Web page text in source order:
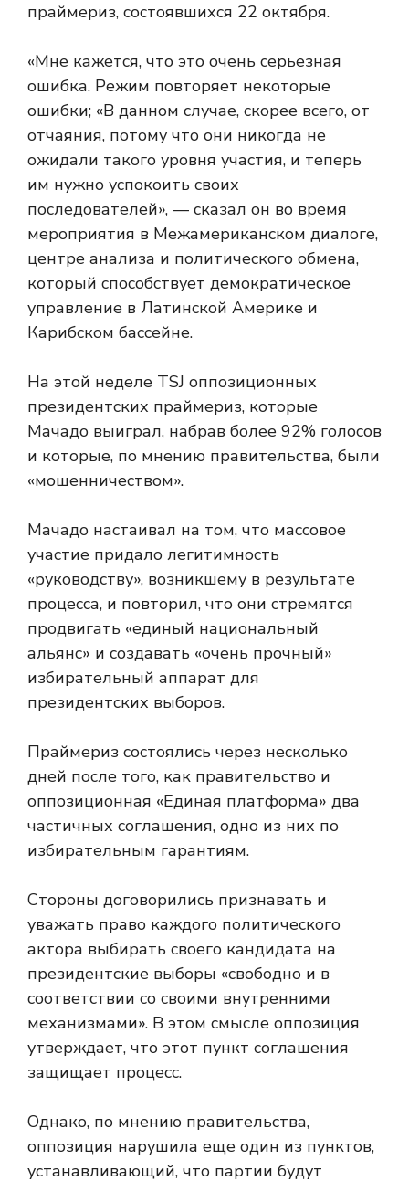
праймериз, состоявшихся 22 октября.
«Мне кажется, что это очень серьезная
ошибка. Режим повторяет некоторые
ошибки; «В данном случае, скорее всего, от
отчаяния, потому что они никогда не
ожидали такого уровня участия, и теперь
им нужно успокоить своих
последователей», — сказал он во время
мероприятия в Межамериканском диалоге,
центре анализа и политического обмена,
который способствует демократическое
управление в Латинской Америке и
Карибском бассейне.
На этой неделе TSJ оппозиционных
президентских праймериз, которые
Мачадо выиграл, набрав более 92% голосов
и которые, по мнению правительства, были
«мошенничеством».
Мачадо настаивал на том, что массовое
участие придало легитимность
«руководству», возникшему в результате
процесса, и повторил, что они стремятся
продвигать «единый национальный
альянс» и создавать «очень прочный»
избирательный аппарат для
президентских выборов.
Праймериз состоялись через несколько
дней после того, как правительство и
оппозиционная «Единая платформа» два
частичных соглашения, одно из них по
избирательным гарантиям.
Стороны договорились признавать и
уважать право каждого политического
актора выбирать своего кандидата на
президентские выборы «свободно и в
соответствии со своими внутренними
механизмами». В этом смысле оппозиция
утверждает, что этот пункт соглашения
защищает процесс.
Однако, по мнению правительства,
оппозиция нарушила еще один из пунктов,
устанавливающий, что партии будут